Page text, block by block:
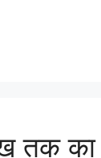
तक का